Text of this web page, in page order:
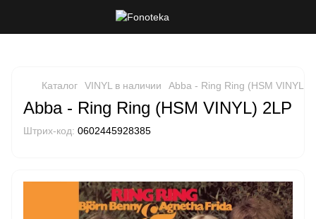
Каталог VINYL в наличии Abba - Ring Ring (HSM VINYL)
Abba - Ring Ring (HSM VINYL) 2LP
Штрих-код: 0602445928385